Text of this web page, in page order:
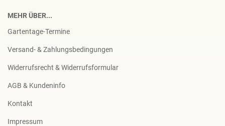
MEHR ÜBER...
Gartentage-Termine
Versand- & Zahlungsbedingungen
Widerrufsrecht & Widerrufsformular
AGB & Kundeninfo
Kontakt
Impressum